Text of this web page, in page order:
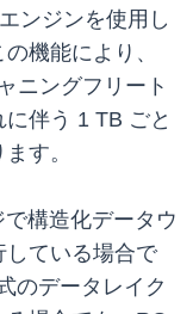
ンジンを使用し
機能により、
ニングフリート
伴う 1 TB ごと
す。
構造化データウ
している場合で
のデータレイク